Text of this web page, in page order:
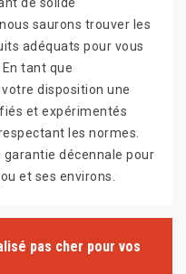
de solide
saurons trouver les
adéquats pour vous
tant que
disposition une
et expérimentés
les normes.
garantie décennale pour
et ses environs.
pas cher pour vos